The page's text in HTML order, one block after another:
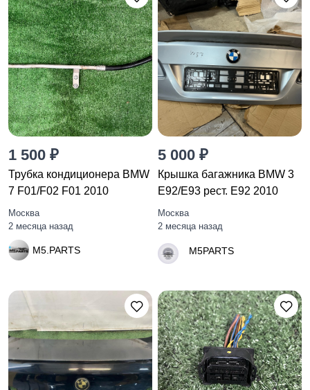
1 500 ₽
Трубка кондиционера BMW
7 F01/F02 F01 2010
Москва
2 месяца назад
M5.PARTS
5 000 ₽
Крышка багажника BMW 3
E92/E93 рест. E92 2010
Москва
2 месяца назад
M5PARTS